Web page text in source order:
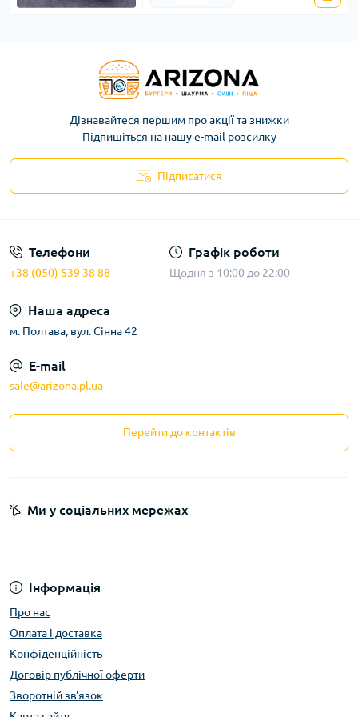
Дізнавайтеся першим про акції та знижки
Підпишіться на нашу e-mail розсилку
Підписатися
Телефони
+38 (050) 539 38 88
Графік роботи
Щодня з 10:00 до 22:00
Наша адреса
м. Полтава, вул. Сінна 42
E-mail
sale@arizona.pl.ua
Перейти до контактів
Інформація
Про нас
Оплата і доставка
Конфіденційність
Договір публічної оферти
Зворотній зв'язок
Ми у соціальних мережах